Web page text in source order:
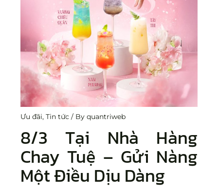
Ưu đãi, Tin tức/ By quantriweb
8/3 Tại Nhà Hàng
Chay Tuệ – Gửi Nàng
Một Điều Dịu Dàng